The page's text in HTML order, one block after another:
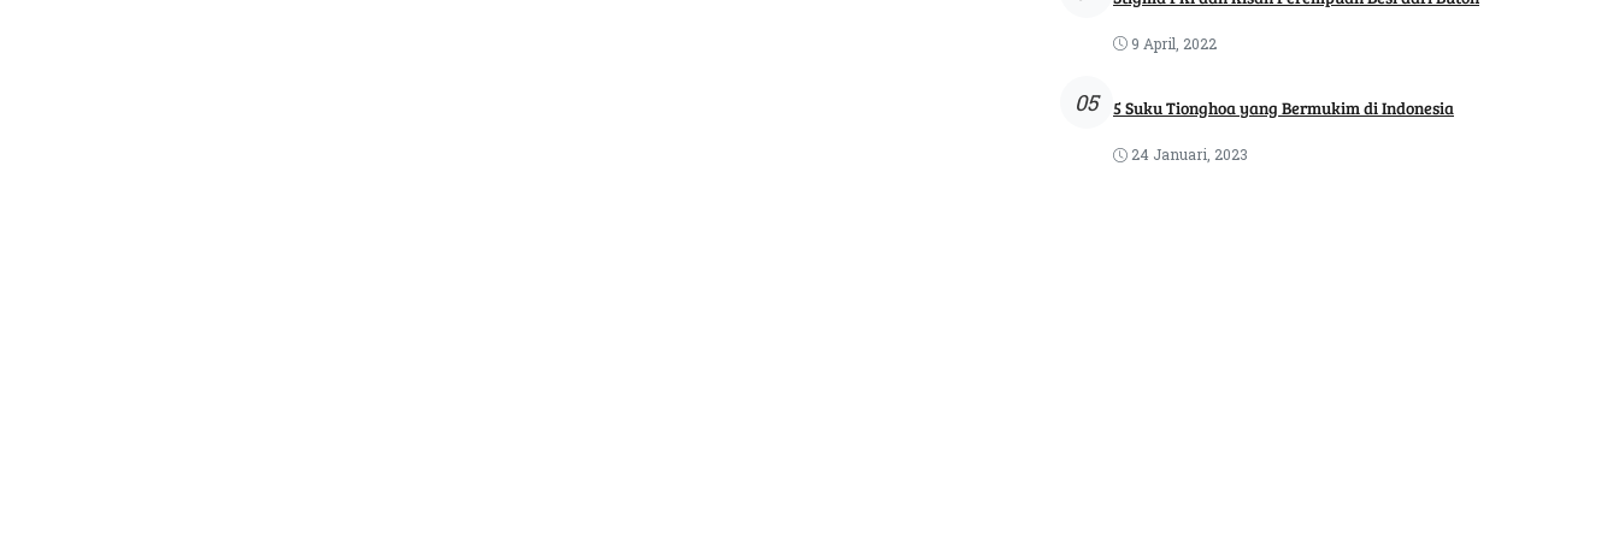
9 April, 2022
05 5 Suku Tionghoa yang Bermukim di Indonesia
24 Januari, 2023